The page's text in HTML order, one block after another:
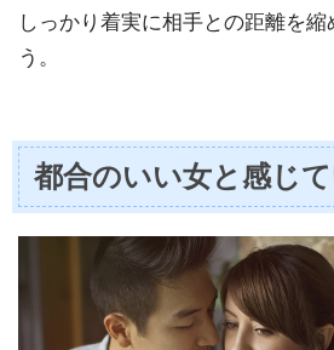
しっかり着実に相手との距離を縮
う。
都合のいい女と感じ